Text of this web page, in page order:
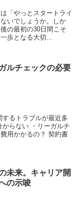
「やっとスタートライ
いでしょうか。しか
の最初の30日間こそ
歩となる大切...
ルチェックの必要
るトラブルが最近多
らない ・リーガルチ
用かかるの？ 契約書
未来。キャリア開
の示唆